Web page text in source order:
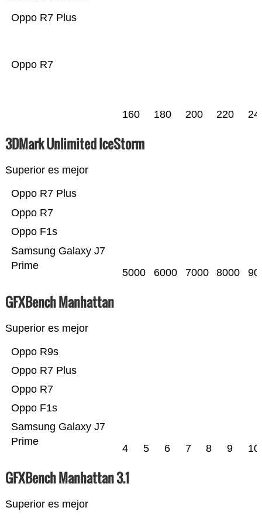
Oppo R7
Oppo R7 Plus
160 180 200 220
3DMark Unlimited IceStorm
Superior es mejor
Samsung Galaxy J7
Prime
Oppo F1s
Oppo R7
Oppo R7 Plus
5000 6000 7000 8000
GFXBench Manhattan
Superior es mejor
Samsung Galaxy J7
Prime
Oppo F1s
Oppo R7
Oppo R7 Plus
Oppo R9s
4 5 6 7 8 9 10
GFXBench Manhattan 3.1
Superior es mejor